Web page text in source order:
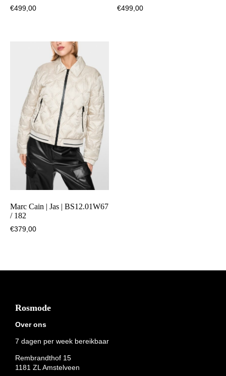
€499,00 €499,00
Marc Cain | Jas | BS12.01W67
/ 182
€379,00
Footer
Rosmode
Over ons
7 dagen per week bereikbaar
Rembrandthof 15
1181 ZL Amstelveen